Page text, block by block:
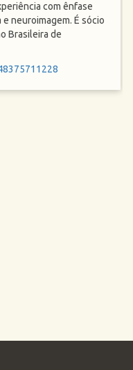
com ênfase
neuroimagem. É sócio
Brasileira de